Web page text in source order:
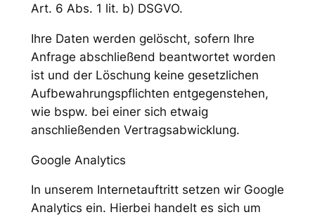
Art. 6 Abs. 1 lit. b) DSGVO.
Ihre Daten werden gelöscht, sofern Ihre
Anfrage abschließend beantwortet worden
ist und der Löschung keine gesetzlichen
Aufbewahrungspflichten entgegenstehen,
wie bspw. bei einer sich etwaig
anschließenden Vertragsabwicklung.
Google Analytics
In unserem Internetauftritt setzen wir Google
Analytics ein. Hierbei handelt es sich um